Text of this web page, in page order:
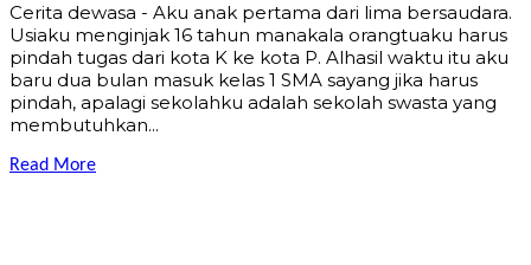
Cerita dewasa - Aku anak pertama dari lima bersaudara.
Usiaku menginjak 16 tahun manakala orangtuaku harus
pindah tugas dari kota K ke kota P. Alhasil waktu itu aku
baru dua bulan masuk kelas 1 SMA sayang jika harus
pindah, apalagi sekolahku adalah sekolah swasta yang
membutuhkan...
Read More